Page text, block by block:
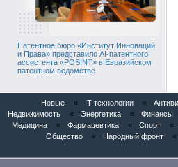
Патентное бюро «Институт Инноваций
и Права» представило AI-патентного
ассистента «POSINT» в Евразийском
патентном ведомстве
Новые « IT технологии «
Недвижимость
« Энергетика « Финансы
Медицина
« Фармацевтика « Спорт «
Общество
« Народный фронт «